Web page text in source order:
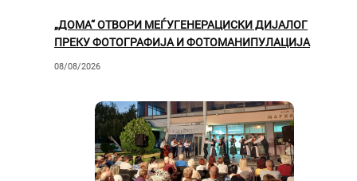
„ДОМА“ ОТВОРИ МЕЃУГЕНЕРАЦИСКИ ДИЈАЛОГ
ПРЕКУ ФОТОГРАФИЈА И ФОТОМАНИПУЛАЦИЈА
08/08/2026